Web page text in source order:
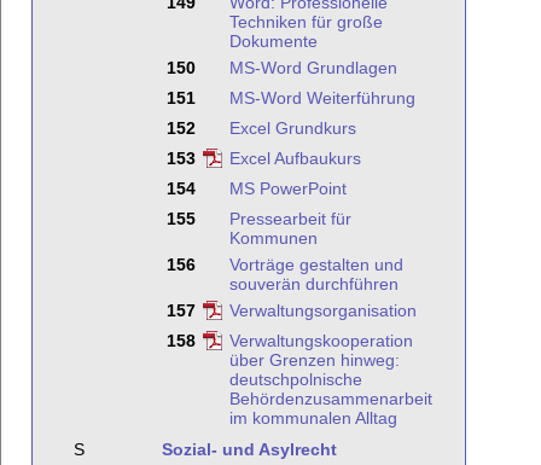
Techniken für große
Dokumente
150
MS-Word Grundlagen
151
MS-Word Weiterführung
152
Excel Grundkurs
153
Excel Aufbaukurs
154
MS PowerPoint
155
Pressearbeit für
Kommunen
156
Vorträge gestalten und
souverän durchführen
157
Verwaltungsorganisation
158
Verwaltungskooperation
über Grenzen hinweg:
deutschpolnische
Behördenzusammenarbeit
im kommunalen Alltag
S
Sozial- und Asylrecht